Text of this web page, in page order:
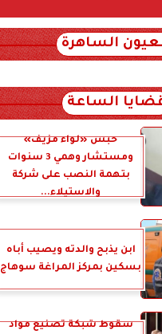
الساهرة
xml_json/rss/
الساعة
حبس «لواء مزيف»
ومستشار وهمي 3 سنوات
بتهمة النصب على شركة
والاستيلاء...
ابن يذبح والدته ويصيب أباه
بسكين بمركز المراغة سوهاج
سقوط شبكة تصنيع مواد